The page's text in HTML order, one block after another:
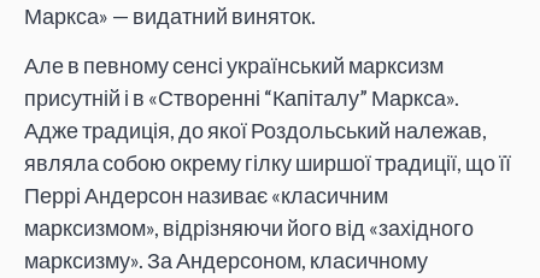
Маркса» — видатний виняток.
Але в певному сенсі український марксизм
присутній і в «Створенні “Капіталу” Маркса».
Адже традиція, до якої Роздольський належав,
являла собою окрему гілку ширшої традиції, що її
Перрі Андерсон називає «класичним
марксизмом», відрізняючи його від «західного
марксизму». За Андерсоном, класичному